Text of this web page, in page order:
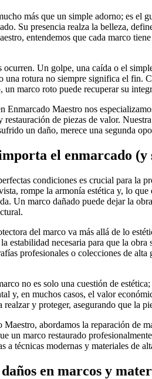
más que un simple adorno; es el
Su presencia realza la belleza,
entendemos que cada marco
ocurren. Un golpe, una caída o el
una rotura no siempre significa el fin.
un marco roto puede recuperar su
Enmarcado Maestro nos
restauración de piezas de valor.
un daño, merece una segunda
el enmarcado (y
condiciones es crucial para la
rompe la armonía estética y, lo
Un marco dañado puede dejar la
del marco va más allá de lo
estabilidad necesaria para que la obra
profesionales o colecciones de
no es solo una cuestión de
y, en muchos casos, el valor
realzar y proteger, asegurando que la
Maestro, abordamos la reparación de
un marco restaurado
a técnicas modernas y materiales de
en marcos y